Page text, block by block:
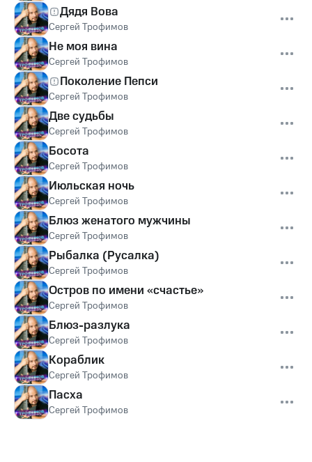
Дядя Вова
Сергей Трофимов
Не моя вина
Сергей Трофимов
Поколение Пепси
Сергей Трофимов
Две судьбы
Сергей Трофимов
Босота
Сергей Трофимов
Июльская ночь
Сергей Трофимов
Блюз женатого мужчины
Сергей Трофимов
Рыбалка (Русалка)
Сергей Трофимов
Остров по имени «счастье»
Сергей Трофимов
Блюз-разлука
Сергей Трофимов
Кораблик
Сергей Трофимов
Пасха
Сергей Трофимов